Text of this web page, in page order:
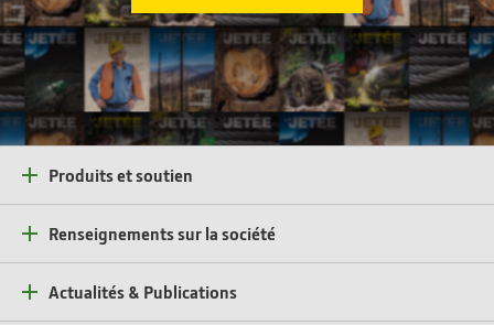
Produits et soutien
Renseignements sur la société
Actualités & Publications